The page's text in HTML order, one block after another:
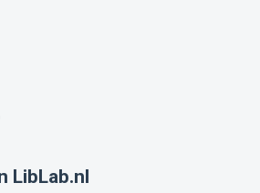
LibLab.nl